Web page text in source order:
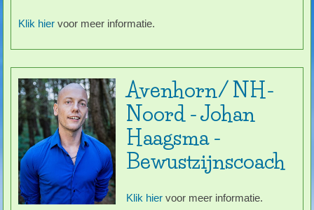
Klik hier voor meer informatie.
Avenhorn/ NH-
Noord - Johan
Haagsma -
Bewustzijnscoach
Klik hiervoor meer informatie.